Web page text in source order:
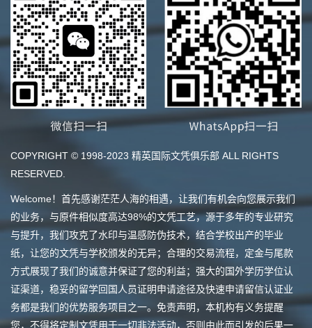
COPYRIGHT © 1998-2023 精英国际文凭俱乐部 ALL RIGHTS
RESERVED.
Welcome！首先感谢茫茫人海的相遇，让我们有机会向您展示我们
的业务，与原件相似度高达98%的文凭工艺，源于多年的专业研究
与提升，我们攻克了水印与温感防伪技术，结合学校出产的毕业
纸，让您的文凭与学校颁发的无异；合理的交易流程，定金与尾款
方式展现了我们的诚意并保证了您的利益；强大的国外学历学位认
证渠道，稳妥的留学回国人员证明申请途径及快速申请留信认证业
务都是我们的优势服务项目之一。免责声明，本机构有义务提醒
您，不得将定制文凭用于一切非法活动，否则由此而引发的后果一